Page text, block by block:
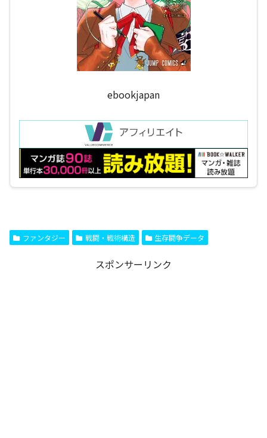
ebookjapan
ファンタジー 戦闘・戦術構造 生存闘争データ
スポンサーリンク